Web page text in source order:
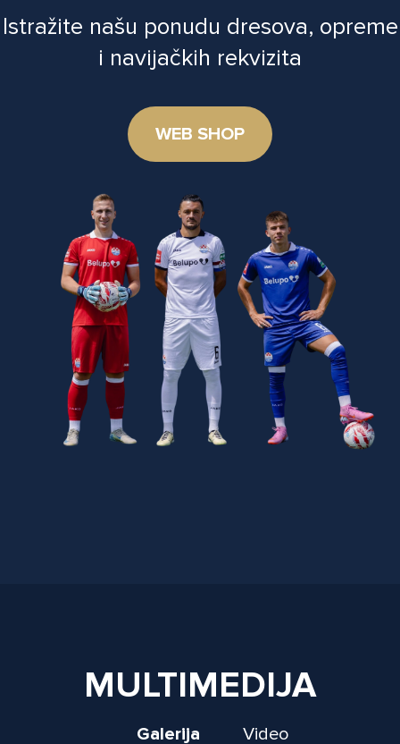
Istražite našu ponudu dresova, opreme
i navijačkih rekvizita
WEB SHOP
MULTIMEDIJA
Galerija Video